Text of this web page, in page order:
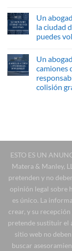
Un
la ciudad
puedes
Un
camiones
colisión
ESTO ES UN
Matera & Manley,
pretenden y no
opinión legal sobre
es único. La
crear, y su
pretende sustituir el
sitio web no
buscar